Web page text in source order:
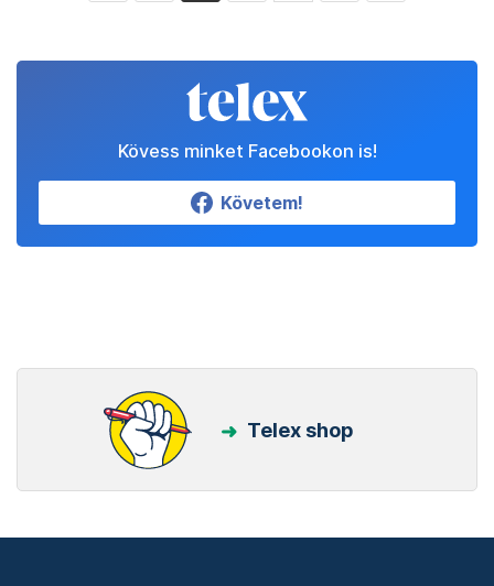
Kövess minket Facebookon is!
Követem!
Telex shop